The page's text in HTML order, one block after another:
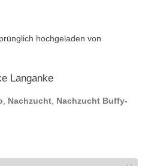
hochgeladen von
Langanke
, Nachzucht, Nachzucht Buffy-